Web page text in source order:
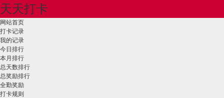
天天打卡
网站首页
打卡记录
我的记录
今日排行
本月排行
总天数排行
总奖励排行
全勤奖励
打卡规则